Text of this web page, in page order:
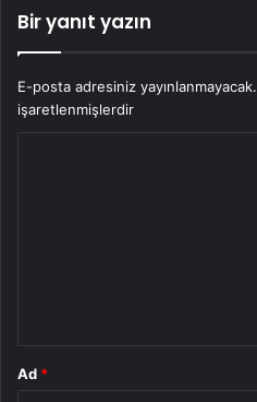
Bir yanıt yazın
E-posta adresiniz yayınlanmayacak.
işaretlenmişlerdir
Ad *